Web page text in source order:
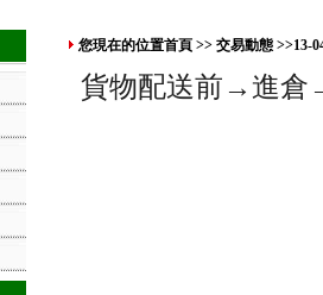
您現在的位置首頁 >> 交易動態 >>13-
貨物配送前 →進倉